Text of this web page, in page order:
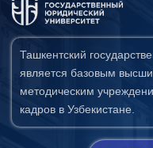
Ташкентский
является базовым
методическим
кадров в Узбекистане.